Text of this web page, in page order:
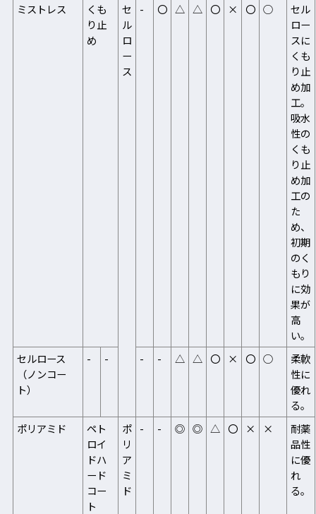
ミストレス
くも
り止
め
セ
ル
ロ
ー
ス
- 〇 △ △ 〇 × 〇 ○
セル
ロー
スに
くも
り止
め加
工。
吸水
性の
くも
り止
め加
工の
た
め、
初期
のく
もり
に効
果が
高
い。
セルロース
（ノンコー
ト）
- - - - △ △ 〇 × 〇 ○
柔軟
性に
優れ
る。
ポリアミド
ペト
ロイ
ドハ
ード
コー
ト
ポ
リ
ア
ミ
ド
- - ◎ ◎ △ 〇 × ×
耐薬
品性
に優
れ
る。